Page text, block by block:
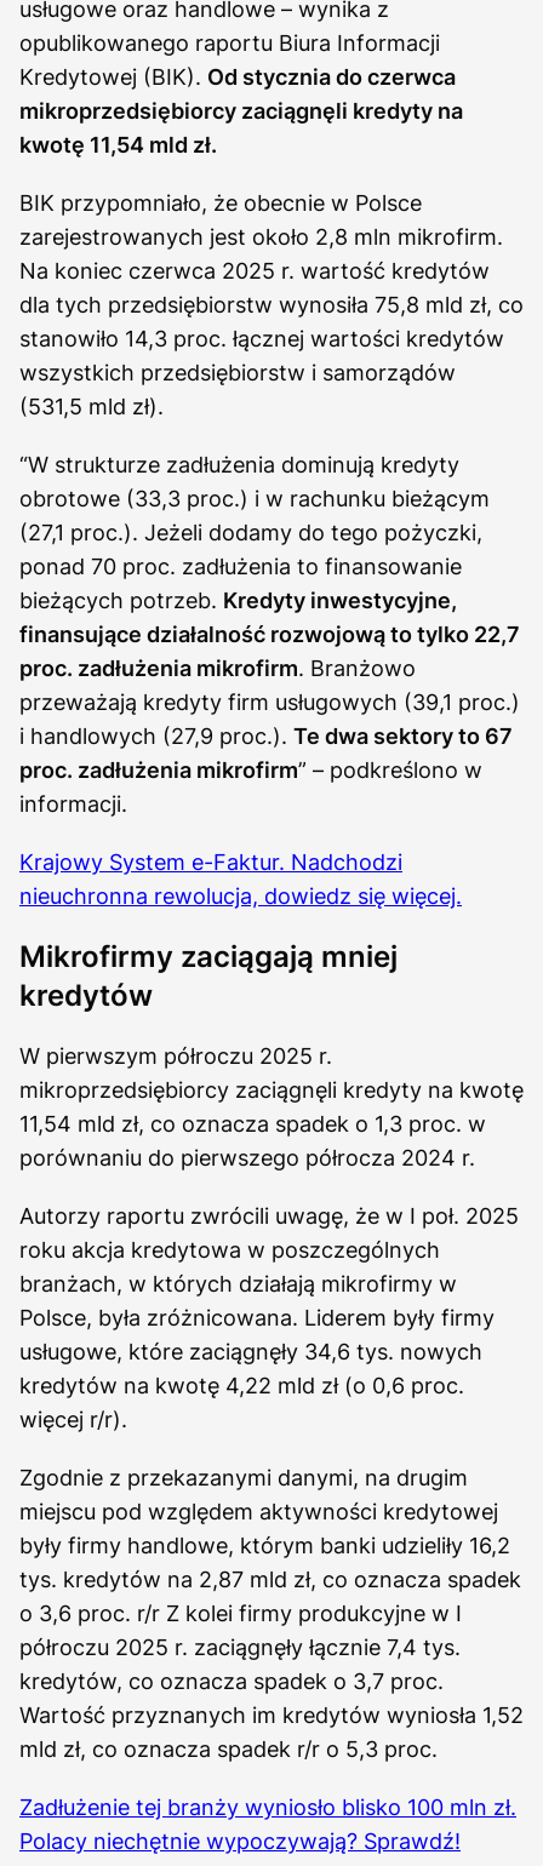
usługowe oraz handlowe – wynika z
opublikowanego raportu Biura Informacji
Kredytowej (BIK). Od stycznia do czerwca
mikroprzedsiębiorcy zaciągnęli kredyty na
kwotę 11,54 mld zł.
BIK przypomniało, że obecnie w Polsce
zarejestrowanych jest około 2,8 mln mikrofirm.
Na koniec czerwca 2025 r. wartość kredytów
dla tych przedsiębiorstw wynosiła 75,8 mld zł, co
stanowiło 14,3 proc. łącznej wartości kredytów
wszystkich przedsiębiorstw i samorządów
(531,5 mld zł).
“W strukturze zadłużenia dominują kredyty
obrotowe (33,3 proc.) i w rachunku bieżącym
(27,1 proc.). Jeżeli dodamy do tego pożyczki,
ponad 70 proc. zadłużenia to finansowanie
bieżących potrzeb. Kredyty inwestycyjne,
finansujące działalność rozwojową to tylko 22,7
proc. zadłużenia mikrofirm. Branżowo
przeważają kredyty firm usługowych (39,1 proc.)
i handlowych (27,9 proc.). Te dwa sektory to 67
proc. zadłużenia mikrofirm” – podkreślono w
informacji.
Krajowy System e-Faktur. Nadchodzi
nieuchronna rewolucja, dowiedz się więcej.
Mikrofirmy zaciągają mniej
kredytów
W pierwszym półroczu 2025 r.
mikroprzedsiębiorcy zaciągnęli kredyty na kwotę
11,54 mld zł, co oznacza spadek o 1,3 proc. w
porównaniu do pierwszego półrocza 2024 r.
Autorzy raportu zwrócili uwagę, że w I poł. 2025
roku akcja kredytowa w poszczególnych
branżach, w których działają mikrofirmy w
Polsce, była zróżnicowana. Liderem były firmy
usługowe, które zaciągnęły 34,6 tys. nowych
kredytów na kwotę 4,22 mld zł (o 0,6 proc.
więcej r/r).
Zgodnie z przekazanymi danymi, na drugim
miejscu pod względem aktywności kredytowej
były firmy handlowe, którym banki udzieliły 16,2
tys. kredytów na 2,87 mld zł, co oznacza spadek
o 3,6 proc. r/r Z kolei firmy produkcyjne w I
półroczu 2025 r. zaciągnęły łącznie 7,4 tys.
kredytów, co oznacza spadek o 3,7 proc.
Wartość przyznanych im kredytów wyniosła 1,52
mld zł, co oznacza spadek r/r o 5,3 proc.
Zadłużenie tej branży wyniosło blisko 100 mln zł.
Polacy niechętnie wypoczywają? Sprawdź!